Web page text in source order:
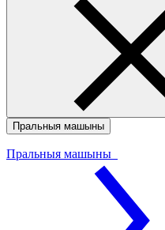
Пральныя машыны
Пральныя машыны